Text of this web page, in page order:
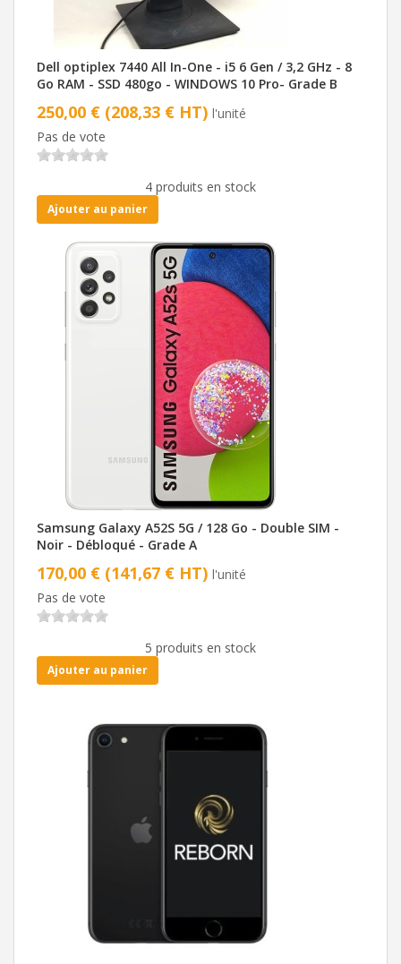
Dell optiplex 7440 All In-One - i5 6 Gen / 3,2 GHz - 8
Go RAM - SSD 480go - WINDOWS 10 Pro- Grade B
250,00 € (208,33 € HT) l'unité
Pas de vote
4 produits en stock
Ajouter au panier
Samsung Galaxy A52S 5G / 128 Go - Double SIM -
Noir - Débloqué - Grade A
170,00 € (141,67 € HT) l'unité
Pas de vote
5 produits en stock
Ajouter au panier